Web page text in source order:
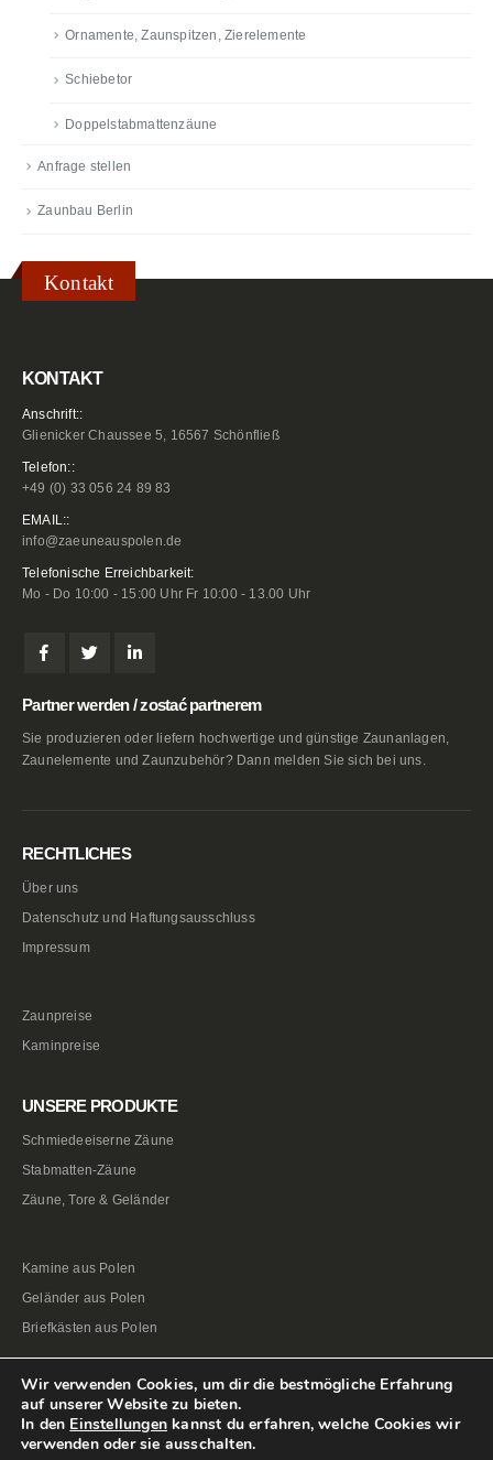
Ornamente, Zaunspitzen, Zierelemente
Schiebetor
Doppelstabmattenzäune
Anfrage stellen
Zaunbau Berlin
Kontakt
KONTAKT
Anschrift::
Glienicker Chaussee 5, 16567 Schönfließ
Telefon::
+49 (0) 33 056 24 89 83
EMAIL::
info@zaeuneauspolen.de
Telefonische Erreichbarkeit:
Mo - Do 10:00 - 15:00 Uhr Fr 10:00 - 13.00 Uhr
Partner werden / zostać partnerem
Sie produzieren oder liefern hochwertige und günstige Zaunanlagen,
Zaunelemente und Zaunzubehör? Dann melden Sie sich bei uns.
RECHTLICHES
Über uns
Datenschutz und Haftungsausschluss
Impressum
Zaunpreise
Kaminpreise
UNSERE PRODUKTE
Schmiedeeiserne Zäune
Stabmatten-Zäune
Zäune, Tore & Geländer
Kamine aus Polen
Geländer aus Polen
Briefkästen aus Polen
Wir verwenden Cookies, um dir die bestmögliche Erfahrung
auf unserer Website zu bieten.
In den Einstellungen kannst du erfahren, welche Cookies wir
verwenden oder sie ausschalten.